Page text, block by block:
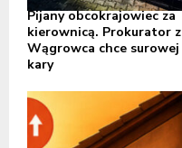
Pijany obcokrajowiec za
kierownicą. Prokurator z
Wągrowca chce surowej
kary